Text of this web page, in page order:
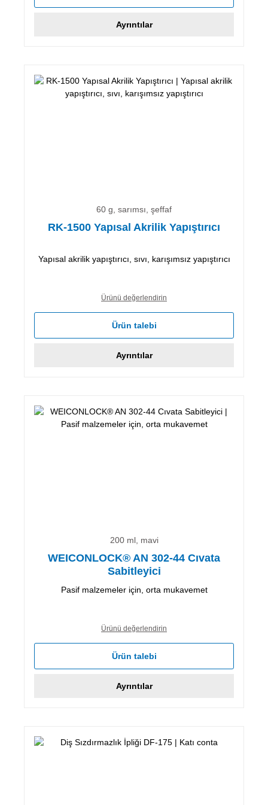
Ayrıntılar
60 g, sarımsı, şeffaf
RK-1500 Yapısal Akrilik Yapıştırıcı
Yapısal akrilik yapıştırıcı, sıvı, karışımsız yapıştırıcı
Ürünü değerlendirin
Ürün talebi
Ayrıntılar
200 ml, mavi
WEICONLOCK® AN 302-44 Cıvata
Sabitleyici
Pasif malzemeler için, orta mukavemet
Ürünü değerlendirin
Ürün talebi
Ayrıntılar